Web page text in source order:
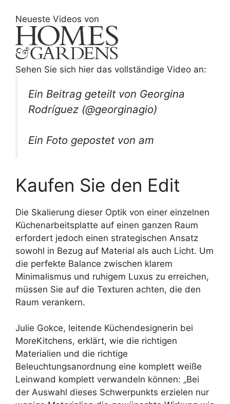
Neueste Videos von
Sehen Sie sich hier das vollständige Video an:
Ein Beitrag geteilt von Georgina
Rodríguez (@georginagio)
Ein Foto gepostet von am
Kaufen Sie den Edit
Die Skalierung dieser Optik von einer einzelnen
Küchenarbeitsplatte auf einen ganzen Raum
erfordert jedoch einen strategischen Ansatz
sowohl in Bezug auf Material als auch Licht. Um
die perfekte Balance zwischen klarem
Minimalismus und ruhigem Luxus zu erreichen,
müssen Sie auf die Texturen achten, die den
Raum verankern.
Julie Gokce, leitende Küchendesignerin bei
MoreKitchens, erklärt, wie die richtigen
Materialien und die richtige
Beleuchtungsanordnung eine komplett weiße
Leinwand komplett verwandeln können: „Bei
der Auswahl dieses Schwerpunkts erzielen nur